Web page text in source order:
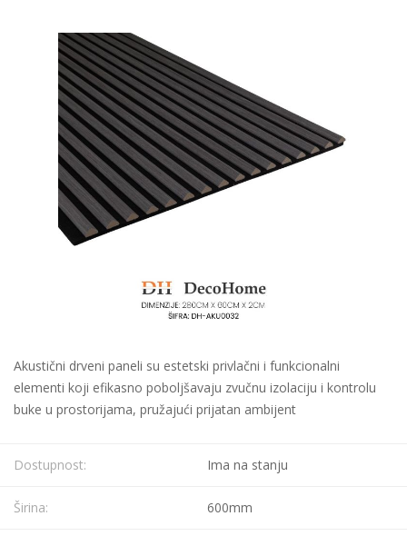
Akustični drveni paneli su estetski privlačni i funkcionalni
elementi koji efikasno poboljšavaju zvučnu izolaciju i kontrolu
buke u prostorijama, pružajući prijatan ambijent
Dostupnost: Ima na stanju
Širina: 600mm